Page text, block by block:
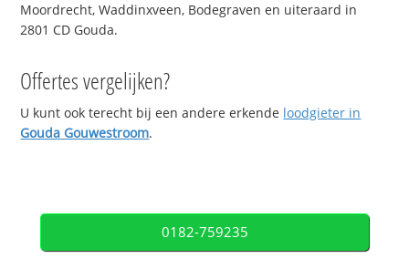
Moordrecht, Waddinxveen, Bodegraven en uiteraard in
2801 CD Gouda.
Offertes vergelijken?
U kunt ook terecht bij een andere erkende loodgieter in
Gouda Gouwestroom.
0182-759235